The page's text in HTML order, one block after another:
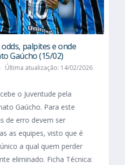
palpites e onde
Gaúcho (15/02)
Última atualização: 14/02/2026
o Juventude pela
Gaúcho. Para este
de erro devem ser
as equipes, visto que é
a qual quem perder
eliminado. Ficha Técnica: